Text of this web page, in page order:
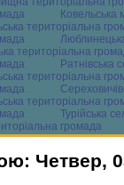
Ковельська
територіальна
територіальна
Ратнівська
територіальна
територіальна
Турійська
громада
Четвер,